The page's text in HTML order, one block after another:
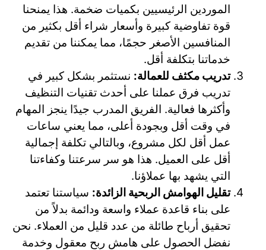
الموردين الرئيسيين بكميات ضخمة. هذا يمنحنا
قوة تفاوضية كبيرة وأسعار شراء أقل بكثير من
المنافسين الأصغر حجمًا، مما يمكننا من تقديم
خدماتنا بتكلفة أقل.
تدريب مكثف للعمالة: نستثمر بشكل كبير في
تدريب فرق عملنا على أحدث تقنيات التنظيف
وأكثرها فعالية. الفريق المدرب جيدًا ينجز المهام
في وقت أقل وبجودة أعلى، مما يعني ساعات
عمل أقل لكل مشروع، وبالتالي تكلفة إجمالية
أقل على العميل. هذا هو سر سرعتنا وكفاءتنا
التي يشهد بها عملاؤنا.
تقليل الهوامش الربحية الزائدة: سياستنا تعتمد
على بناء قاعدة عملاء واسعة ودائمة بدلاً من
تحقيق أرباح طائلة من عدد قليل من العملاء. نحن
نفضل الحصول على هامش ربح معقول وخدمة